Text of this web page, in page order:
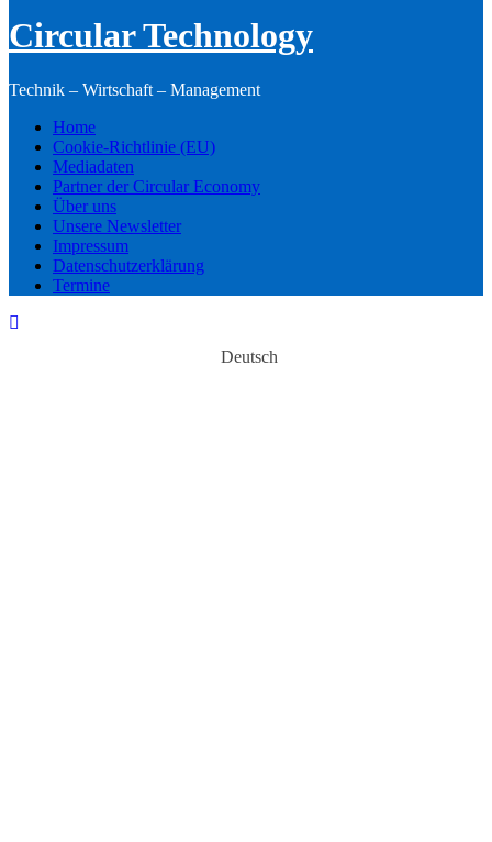
Circular Technology
Technik – Wirtschaft – Management
Home
Cookie-Richtlinie (EU)
Mediadaten
Partner der Circular Economy
Über uns
Unsere Newsletter
Impressum
Datenschutzerklärung
Termine
Deutsch